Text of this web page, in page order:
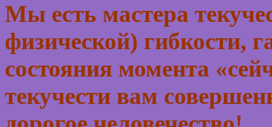
Мы есть мастера
физической) гибкости,
состояния момента
текучести вам